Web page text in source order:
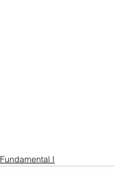
Fundamental I